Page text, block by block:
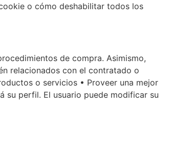
o cómo deshabilitar todos los
de compra. Asimismo,
relacionados con el contratado o
o servicios • Proveer una mejor
su perfil. El usuario puede modificar su